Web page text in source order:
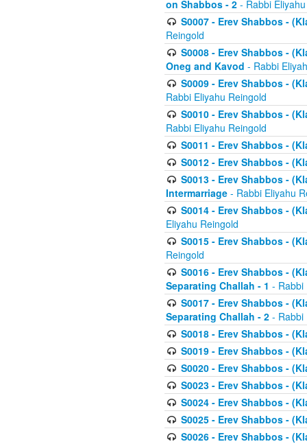
on Shabbos - 2 - Rabbi
S0007 - Erev Shabbos -
Reingold
S0008 - Erev Shabbos -
Oneg and Kavod - Rabbi
S0009 - Erev Shabbos -
Rabbi Eliyahu Reingold
S0010 - Erev Shabbos -
Rabbi Eliyahu Reingold
S0011 - Erev Shabbos -
S0012 - Erev Shabbos -
S0013 - Erev Shabbos -
Intermarriage - Rabbi Eliyahu
S0014 - Erev Shabbos -
Eliyahu Reingold
S0015 - Erev Shabbos -
Reingold
S0016 - Erev Shabbos -
Separating Challah - 1 - Rabbi
S0017 - Erev Shabbos -
Separating Challah - 2 - Rabbi
S0018 - Erev Shabbos -
S0019 - Erev Shabbos -
S0020 - Erev Shabbos -
S0023 - Erev Shabbos -
S0024 - Erev Shabbos -
S0025 - Erev Shabbos -
S0026 - Erev Shabbos -